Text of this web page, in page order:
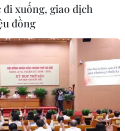
xuống, giao dịch
đồng